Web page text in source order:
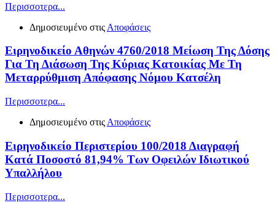
Περισσοτερα...
Δημοσιευμένο στις Αποφάσεις
Ειρηνοδικείο Αθηνών 4760/2018 Μείωση Της Δόσης
Για Τη Διάσωση Της Κύριας Κατοικίας Με Τη
Μεταρρύθμιση Απόφασης Νόμου Κατσέλη
Περισσοτερα...
Δημοσιευμένο στις Αποφάσεις
Ειρηνοδικείο Περιστερίου 100/2018 Διαγραφή
Κατά Ποσοστό 81,94% Των Οφειλών Ιδιωτικού
Υπαλλήλου
Περισσοτερα...